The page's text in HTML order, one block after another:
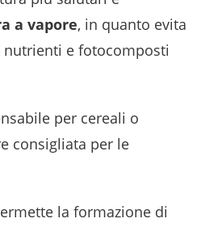
a vapore, in quanto evita
nutrienti e fotocomposti
per cereali o
consigliata per le
la formazione di